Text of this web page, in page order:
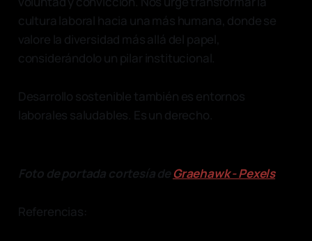
cultura laboral hacia una más humana, donde se
valore la diversidad más allá del papel,
considerándolo un pilar institucional.
Desarrollo sostenible también es entornos
laborales saludables. Es un derecho.
Foto de portada cortesía deGraehawk - Pexels
Referencias: